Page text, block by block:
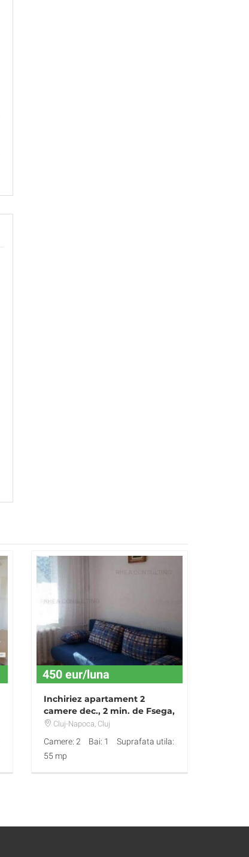
450 eur/luna
Inchiriez apartament 2
camere dec., 2 min. de Fsega,
Gheorgheni
Cluj-Napoca, Cluj
Camere: 2 Bai: 1
Suprafata utila:
55 mp